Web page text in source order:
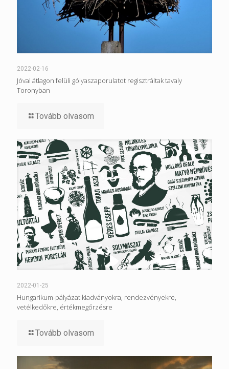
2022-02-16
Jóval átlagon felüli gólyaszaporulatot regisztráltak tavaly
Toronyban
Tovább olvasom
2022-01-25
Hungarikum-pályázat kiadványokra, rendezvényekre,
vetélkedőkre, értékmegőrzésre
Tovább olvasom